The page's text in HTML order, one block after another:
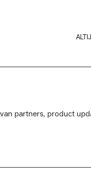
partners, product